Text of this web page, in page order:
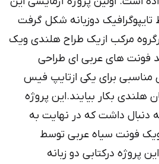
تایپوگرافیک دوزبانه شکل گرفت
مرکب ازیک طراح هلندی ویک
فونت های عربی ای طراحی
مناسبی برای یکی ازتایپ فیس
هلندی بکار بیایند.این پروژه
دنبال داشت که در نهایت به
فونت سیاه عربی توسط
پروژه درکتابی دو زبانه